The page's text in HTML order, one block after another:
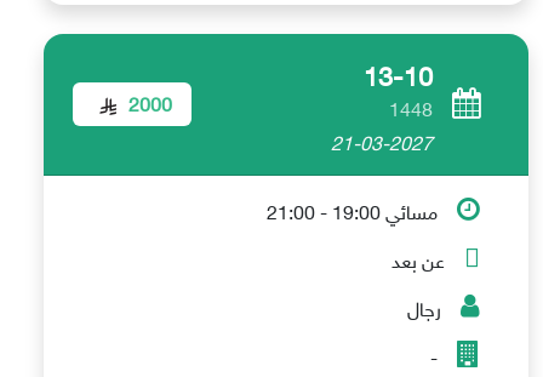
13-10
1448
21-03-2027
2000
مسائي 19:00 - 21:00
عن بعد
رجال
-